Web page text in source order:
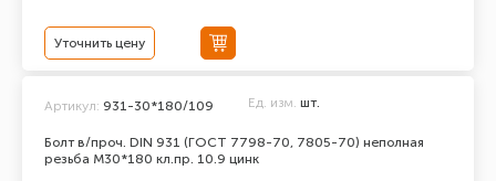
Уточнить цену
Болт в/проч. DIN 931 (ГОСТ 7798-70, 7805-70) неполная
резьба М30*180 кл.пр. 10.9 цинк
Артикул: 931-30*180/109 Ед. изм. шт.